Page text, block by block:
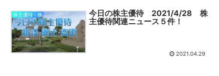
株主優待・株
今日の株主優待 2021/4/28 株
主優待関連ニュース５件！
2021.04.29